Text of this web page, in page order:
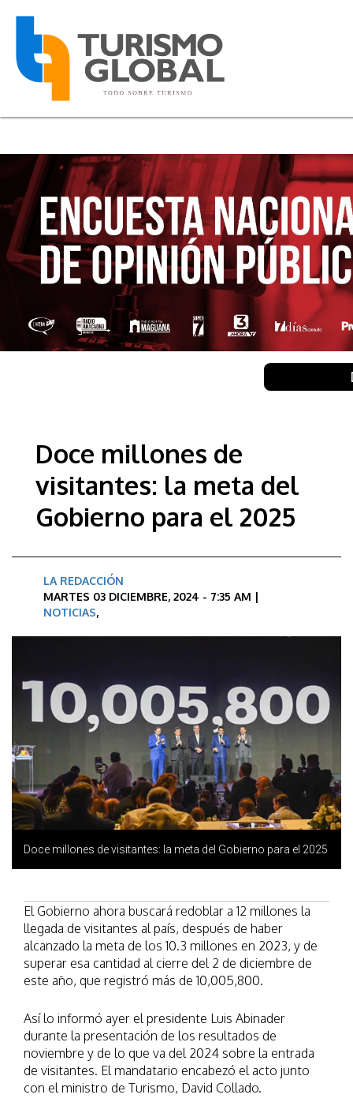
Doce millones de
visitantes: la meta del
Gobierno para el 2025
LA REDACCIÓN
MARTES 03 DICIEMBRE, 2024 - 7:35 AM |
NOTICIAS,
Doce millones de visitantes: la meta del Gobierno para el 2025
El Gobierno ahora buscará redoblar a 12 millones la
llegada de visitantes al país, después de haber
alcanzado la meta de los 10.3 millones en 2023, y de
superar esa cantidad al cierre del 2 de diciembre de
este año, que registró más de 10,005,800.
Así lo informó ayer el presidente Luis Abinader
durante la presentación de los resultados de
noviembre y de lo que va del 2024 sobre la entrada
de visitantes. El mandatario encabezó el acto junto
con el ministro de Turismo, David Collado.